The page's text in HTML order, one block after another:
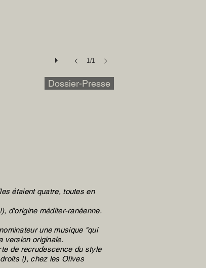
1/1
étaient quatre, toutes en
d'origine méditer-ranéenne.
une musique "qui
version originale.
de recrudescence du style
!), chez les Olives
Dossier-Presse